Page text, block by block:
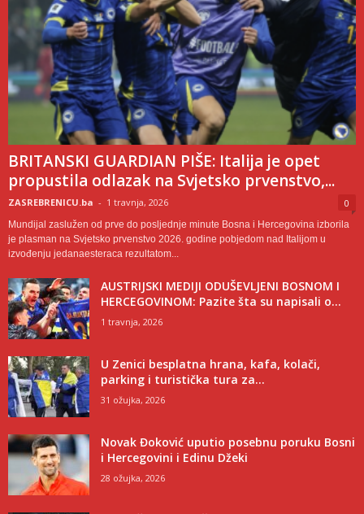
BRITANSKI GUARDIAN PIŠE: Italija je opet
propustila odlazak na Svjetsko prvenstvo,...
ZASREBRENICU.ba - 1 travnja, 2026 0
Mundijal zaslužen od prve do posljednje minute Bosna i Hercegovina izborila
je plasman na Svjetsko prvenstvo 2026. godine pobjedom nad Italijom u
izvođenju jedanaesteraca rezultatom...
AUSTRIJSKI MEDIJI ODUŠEVLJENI BOSNOM I
HERCEGOVINOM: Pazite šta su napisali o...
1 travnja, 2026
U Zenici besplatna hrana, kafa, kolači,
parking i turistička tura za...
31 ožujka, 2026
Novak Đoković uputio posebnu poruku Bosni
i Hercegovini i Edinu Džeki
28 ožujka, 2026